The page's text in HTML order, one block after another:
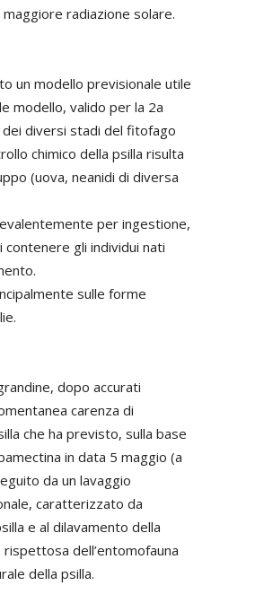
radiazione solare.
un modello previsionale utile
modello, valido per la 2a
dei diversi stadi del fitofago
chimico della psilla risulta
(uova, neanidi di diversa
per ingestione,
gli individui nati
sulle forme
dopo accurati
carenza di
che ha previsto, sulla base
in data 5 maggio (a
da un lavaggio
caratterizzato da
e al dilavamento della
dell’entomofauna
della psilla.